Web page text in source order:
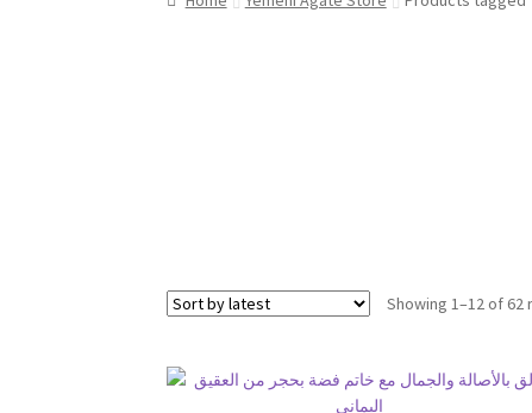
Showing 1–12 of 62